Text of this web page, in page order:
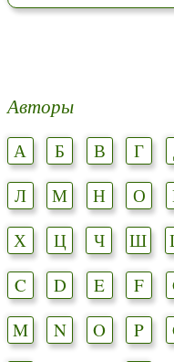
Авторы
А Б В Г
Л
М Н О
Х
Ц Ч Ш
C
D E F
M
N O P